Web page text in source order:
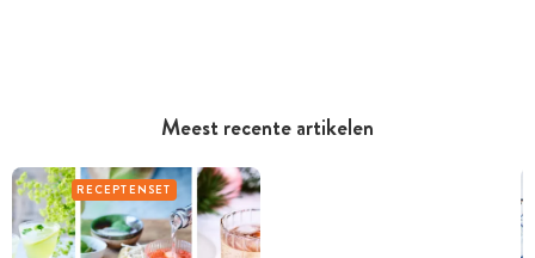
Meest recente artikelen
RECEPTENSET